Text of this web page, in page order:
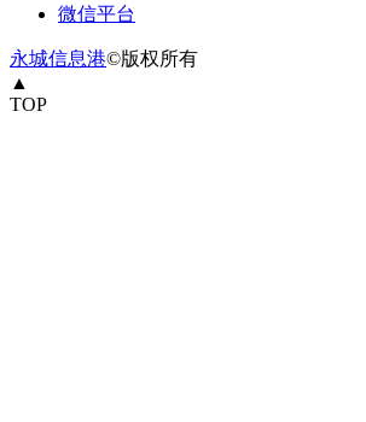
微信平台
永城信息港©版权所有
▲
TOP